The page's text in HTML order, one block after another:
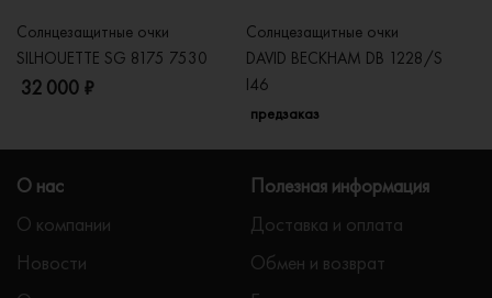
Солнцезащитные очки
SILHOUETTE SG 8175 7530
32 000 ₽
Солнцезащитные очки
DAVID BECKHAM DB 1228/S
I46
предзаказ
О нас
О компании
Новости
Полезная информация
Доставка и оплата
Обмен и возврат